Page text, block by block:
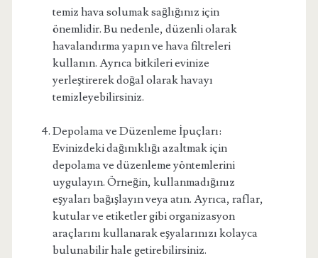
temiz hava solumak sağlığınız için
önemlidir. Bu nedenle, düzenli olarak
havalandırma yapın ve hava filtreleri
kullanın. Ayrıca bitkileri evinize
yerleştirerek doğal olarak havayı
temizleyebilirsiniz.
Depolama ve Düzenleme İpuçları:
Evinizdeki dağınıklığı azaltmak için
depolama ve düzenleme yöntemlerini
uygulayın. Örneğin, kullanmadığınız
eşyaları bağışlayın veya atın. Ayrıca, raflar,
kutular ve etiketler gibi organizasyon
araçlarını kullanarak eşyalarınızı kolayca
bulunabilir hale getirebilirsiniz.